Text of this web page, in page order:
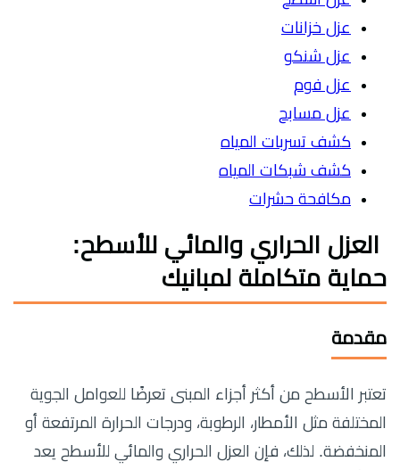
عزل خزانات
عزل شنكو
عزل فوم
عزل مسابح
كشف تسربات المياه
كشف شبكات المياه
مكافحة حشرات
العزل الحراري والمائي للأسطح:
حماية متكاملة لمبانيك
مقدمة
تعتبر الأسطح من أكثر أجزاء المبنى تعرضًا للعوامل الجوية
المختلفة مثل الأمطار، الرطوبة، ودرجات الحرارة المرتفعة أو
المنخفضة. لذلك، فإن العزل الحراري والمائي للأسطح يعد